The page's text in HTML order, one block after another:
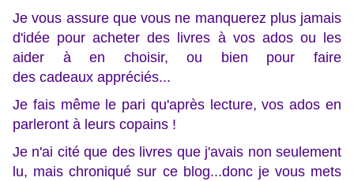
Je vous assure que vous ne manquerez plus jamais
d'idée pour acheter des livres à vos ados ou les
aider à en choisir, ou bien pour faire
des cadeaux appréciés...
Je fais même le pari qu'après lecture, vos ados en
parleront à leurs copains !
Je n'ai cité que des livres que j'avais non seulement
lu, mais chroniqué sur ce blog...donc je vous mets